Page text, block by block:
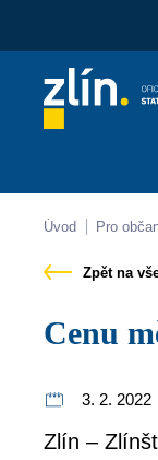
Úvod Pro
Zpět na
Cenu
3. 2. 2022
Zlín –